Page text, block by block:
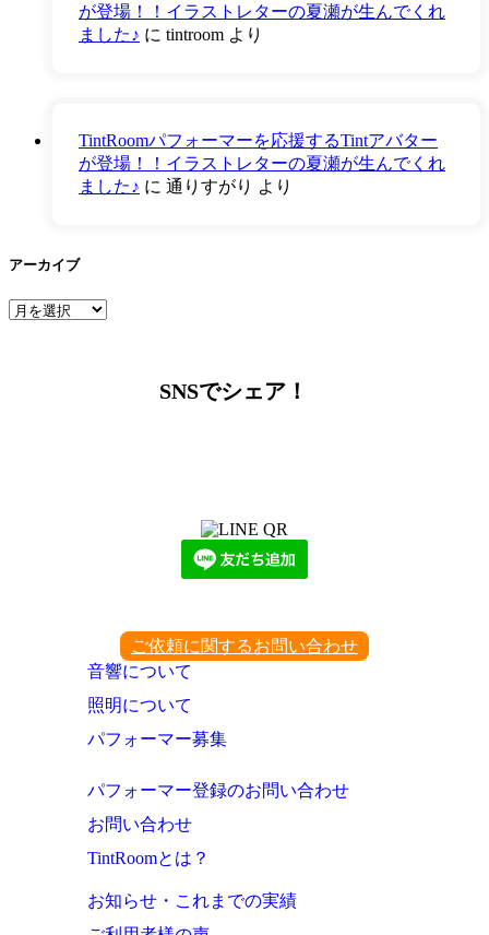
が登場！！イラストレターの夏瀬が生んでくれ
ました♪ に tintroom より
TintRoomパフォーマーを応援するTintアバター
が登場！！イラストレターの夏瀬が生んでくれ
ました♪ に 通りすがり より
アーカイブ
ア
SNSでシェア！
ご依頼に関するお問い合わせ
音響について
照明について
パフォーマー募集
パフォーマー登録のお問い合わせ
お問い合わせ
TintRoomとは？
お知らせ・これまでの実績